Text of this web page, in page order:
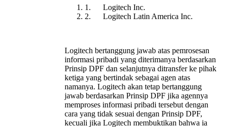
1. Logitech Inc.
2. Logitech Latin America Inc.
Logitech bertanggung jawab atas pemrosesan
informasi pribadi yang diterimanya berdasarkan
Prinsip DPF dan selanjutnya ditransfer ke pihak
ketiga yang bertindak sebagai agen atas
namanya. Logitech akan tetap bertanggung
jawab berdasarkan Prinsip DPF jika agennya
memproses informasi pribadi tersebut dengan
cara yang tidak sesuai dengan Prinsip DPF,
kecuali jika Logitech membuktikan bahwa ia